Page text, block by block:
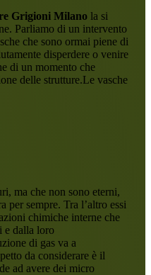
Grigioni Milanola si
Parliamo di un intervento
che sono ormai piene di
disperdere o venire
di un momento che
delle strutture.Le vasche
ma che non sono eterni,
per sempre. Tra l’altro essi
chimiche interne che
e dalla loro
di gas va a
da considerare è il
ad avere dei micro